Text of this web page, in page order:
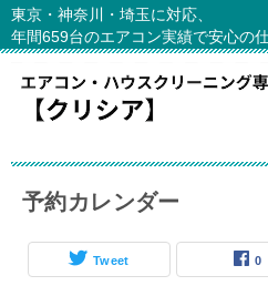
東京・神奈川・埼玉に対応、
年間659台のエアコン実績で安心の
予約カレンダー
Tweet 0